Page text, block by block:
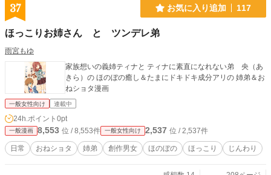
37 お気に入り追加 117
ほっこりお姉さん と ツンデレ弟
雨宮もゆ
家族想いの義姉ティナと ティナに素直になれない弟 央（あ
きら）の ほのぼの癒し＆たまにドキドキ成分アリの 姉弟＆お
ねショタ漫画
一般女性向け 連載中
24h.ポイント 0pt
一般漫画 8,553 位 / 8,553件 一般女性向け 2,537 位 / 2,537件
日常 おねショタ 姉弟 創作男女 ほのぼの ほっこり じんわり